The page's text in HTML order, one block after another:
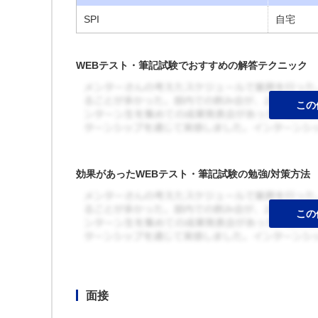
SPI 自宅
WEBテスト・筆記試験でおすすめの解答テクニック
効果があったWEBテスト・筆記試験の勉強/対策方法
面接